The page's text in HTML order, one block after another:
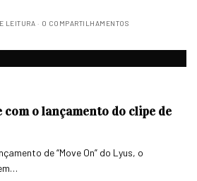
LEITURA 0 COMPARTILHAMENTOS
com o lançamento do clipe de
de “Move On” do Lyus, o